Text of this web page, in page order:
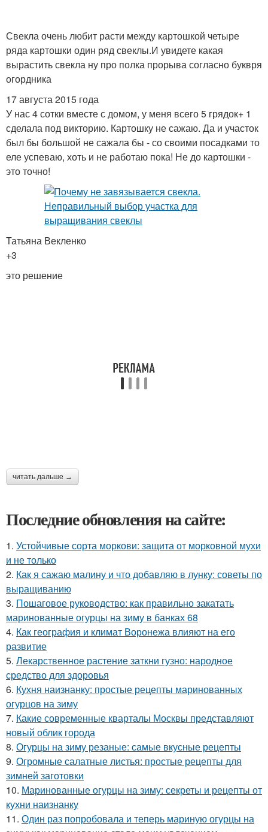
Свекла очень любит расти между картошкой четыре
ряда картошки один ряд свеклы.И увидете какая
вырастить свекла ну про полка прорыва согласно буквря
огордника
17 августа 2015 года
У нас 4 сотки вместе с домом, у меня всего 5 грядок+ 1
сделала под викторию. Картошку не сажаю. Да и участок
был бы большой не сажала бы - со своими посадками то
еле успеваю, хоть и не работаю пока! Не до картошки -
это точно!
Татьяна Векленко
+3
это решение
читать дальше →
Последние обновления на сайте:
1. Устойчивые сорта моркови: защита от морковной мухи
и не только
2. Как я сажаю малину и что добавляю в лунку: советы по
выращиванию
3. Пошаговое руководство: как правильно закатать
маринованные огурцы на зиму в банках 68
4. Как география и климат Воронежа влияют на его
развитие
5. Лекарственное растение заткни гузно: народное
средство для здоровья
6. Кухня наизнанку: простые рецепты маринованных
огурцов на зиму
7. Какие современные кварталы Москвы представляют
новый облик города
8. Огурцы на зиму резаные: самые вкусные рецепты
9. Огромные салатные листья: простые рецепты для
зимней заготовки
10. Маринованные огурцы на зиму: секреты и рецепты от
кухни наизнанку
11. Один раз попробовала и теперь мариную огурцы на